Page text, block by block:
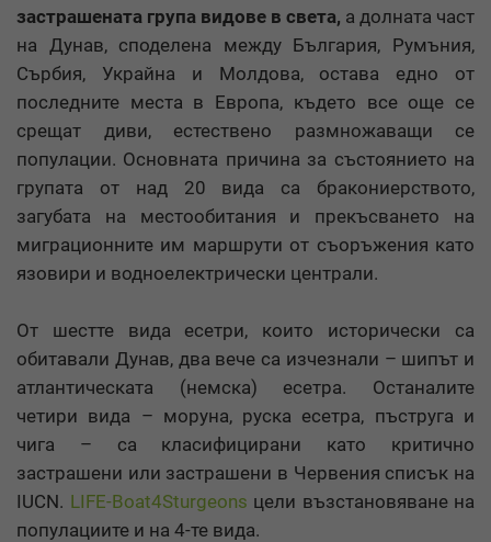
застрашената група видове в света, а долната част
на Дунав, споделена между България, Румъния,
Сърбия, Украйна и Молдова, остава едно от
последните места в Европа, където все още се
срещат диви, естествено размножаващи се
популации. Основната причина за състоянието на
групата от над 20 вида са бракониерството,
загубата на местообитания и прекъсването на
миграционните им маршрути от съоръжения като
язовири и водноелектрически централи.
От шестте вида есетри, които исторически са
обитавали Дунав, два вече са изчезнали – шипът и
атлантическата (немска) есетра. Останалите
четири вида – моруна, руска есетра, пъструга и
чига – са класифицирани като критично
застрашени или застрашени в Червения списък на
IUCN. LIFE-Boat4Sturgeons цели възстановяване на
популациите и на 4-те вида.